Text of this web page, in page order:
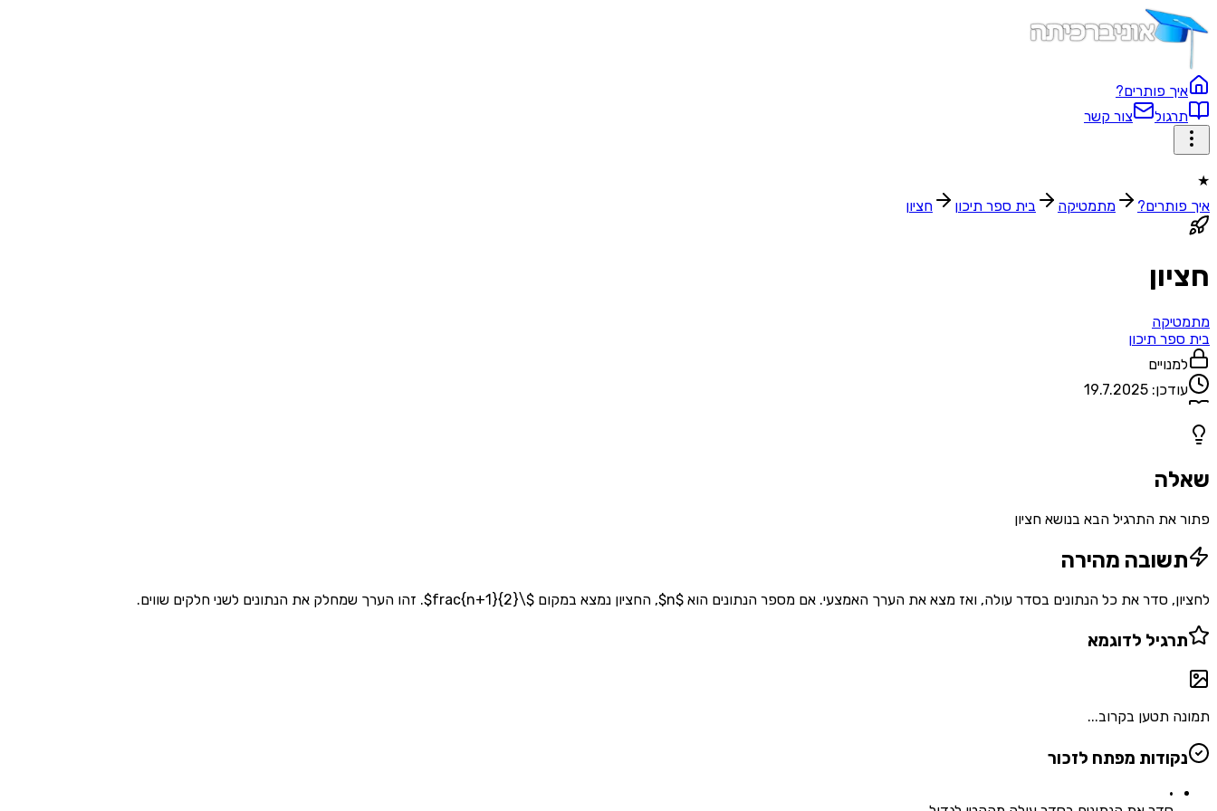
איך פותרים?
תרגול
צור קשר
★
איך פותרים?
מתמטיקה בית ספר תיכון‬ חציון
חציון
מתמטיקה
בית ספר תיכון‬
למנויים
עודכן: 19.7.2025
שאלה
פתור את התרגיל הבא בנושא חציון
תשובה מהירה
לחציון, סדר את כל הנתונים בסדר עולה, ואז מצא את הערך האמצעי. אם מספר הנתונים הוא $n$, החציון נמצא במקום $\frac{n+1}{2}$. זהו הערך שמחלק את הנתונים לשני חלקים שווים.
תרגיל לדוגמא
תמונה תטען בקרוב...
נקודות מפתח לזכור
•